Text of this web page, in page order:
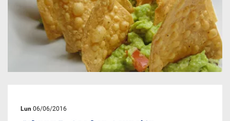
Lun 06/06/2016